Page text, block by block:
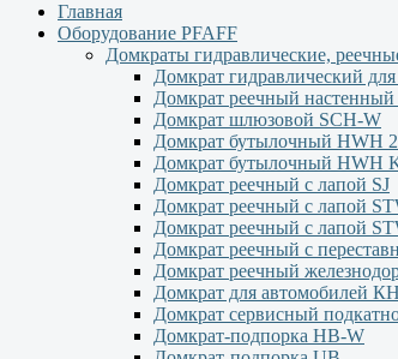
Главная
Оборудование PFAFF
Домкраты гидравлические,
Домкрат гидравлический
Домкрат реечный
Домкрат шлюзовой SCH-W
Домкрат бутылочный HWH
Домкрат бутылочный HWH
Домкрат реечный с лапой SJ
Домкрат реечный с лапой
Домкрат реечный с лапой
Домкрат реечный с
Домкрат реечный
Домкрат для автомобилей
Домкрат сервисный
Домкрат-подпорка HB-W